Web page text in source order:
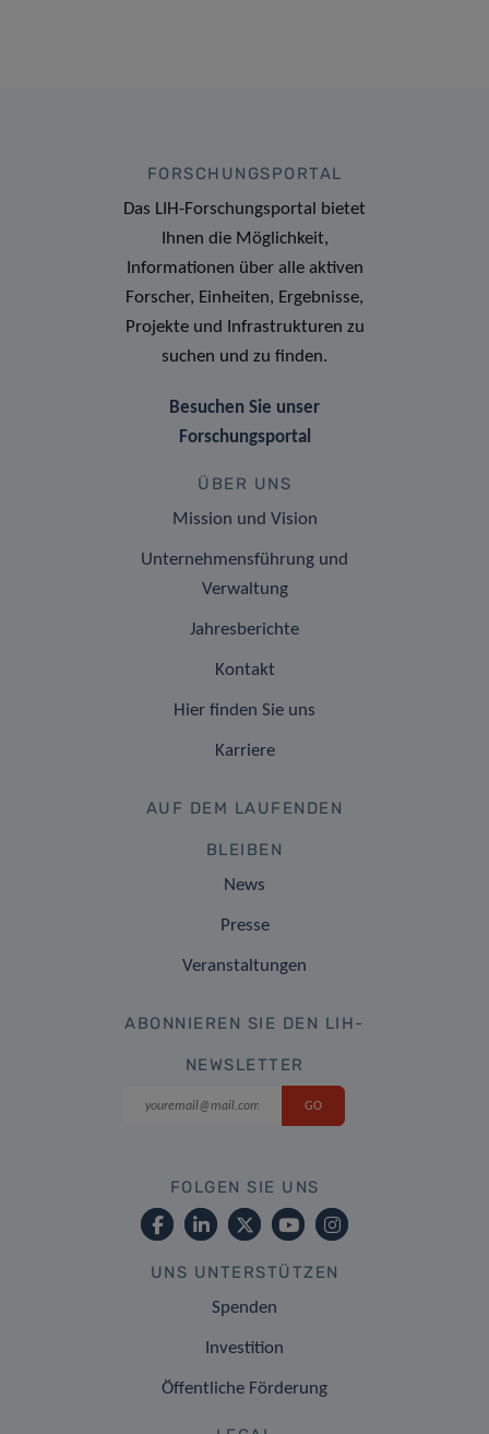
FORSCHUNGSPORTAL
Das LIH-Forschungsportal bietet
Ihnen die Möglichkeit,
Informationen über alle aktiven
Forscher, Einheiten, Ergebnisse,
Projekte und Infrastrukturen zu
suchen und zu finden.
Besuchen Sie unser
Forschungsportal
ÜBER UNS
Mission und Vision
Unternehmensführung und
Verwaltung
Jahresberichte
Kontakt
Hier finden Sie uns
Karriere
AUF DEM LAUFENDEN
BLEIBEN
News
Presse
Veranstaltungen
ABONNIEREN SIE DEN LIH-
NEWSLETTER
FOLGEN SIE UNS
UNS UNTERSTÜTZEN
Spenden
Investition
Öffentliche Förderung